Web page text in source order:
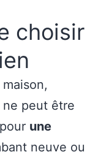
choisir
ne peut être
une
neuve ou